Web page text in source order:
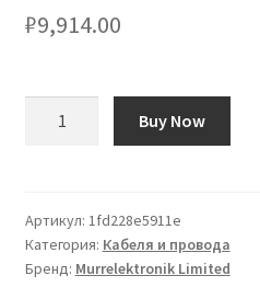
Сотрудничество
₽9,914.00
Murrelektronik
Limited
5
Buy Now
Артикул: 1fd228e5911e
Категория: Кабеля и провода
Бренд: Murrelektronik Limited